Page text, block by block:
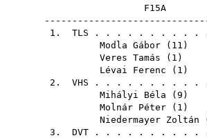
1. TLS . . . . . . . . . . .
Modla Gábor ( 11
Veres Tamás ( 1
Lévai Ferenc ( 1
2. VHS . . . . . . . . . . .
Mihályi Béla ( 9
Molnár Péter ( 1
Niedermayer Zoltán
3. DVT . . . . . . . . . . .